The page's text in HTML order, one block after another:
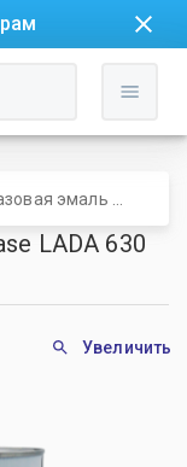
LADA 630
Увеличить